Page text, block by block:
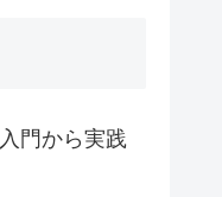
門から実践